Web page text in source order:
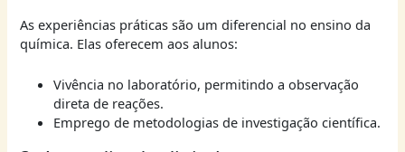
As experiências práticas são um diferencial no ensino da
química. Elas oferecem aos alunos:
Vivência no laboratório, permitindo a observação
direta de reações.
Emprego de metodologias de investigação científica.